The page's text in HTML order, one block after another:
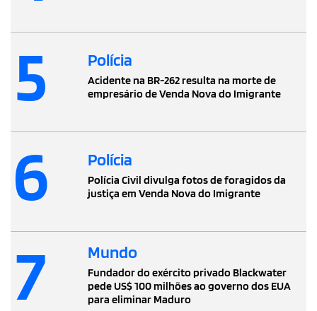
5 Polícia
Acidente na BR-262 resulta na morte de
empresário de Venda Nova do Imigrante
6 Polícia
Polícia Civil divulga fotos de foragidos da
justiça em Venda Nova do Imigrante
7 Mundo
Fundador do exército privado Blackwater
pede US$ 100 milhões ao governo dos EUA
para eliminar Maduro